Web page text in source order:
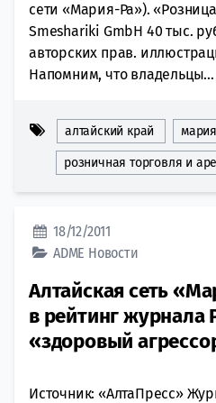
сети «Мария-Ра»).
Smeshariki GmbH 40 тыс.
авторских прав.
Напомним, что владельцы...
алтайский край
розничная торговля и
18/12/2011
ADME Новости
Алтайская сеть
в рейтинг журнала
«здоровый
Источник: «АлтаПресс»